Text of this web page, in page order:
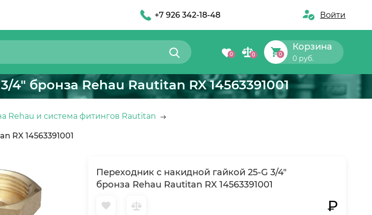
+7 926 342-18-48 Войти
0 0 0
Корзина
0 руб.
бронза Rehau Rautitan RX 14563391001
Rehau и система фитингов Rautitan
RX 14563391001
Переходник с накидной гайкой 25-G 3/4"
бронза Rehau Rautitan RX 14563391001
₽